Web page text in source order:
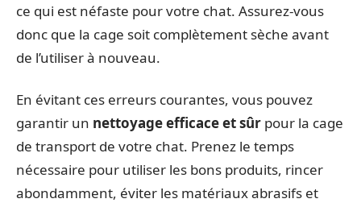
ce qui est néfaste pour votre chat. Assurez-vous
donc que la cage soit complètement sèche avant
de l’utiliser à nouveau.
En évitant ces erreurs courantes, vous pouvez
garantir un nettoyage efficace et sûr pour la cage
de transport de votre chat. Prenez le temps
nécessaire pour utiliser les bons produits, rincer
abondamment, éviter les matériaux abrasifs et